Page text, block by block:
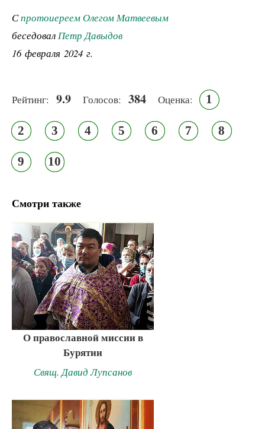
Спротоиереем Олегом Матвеевым
беседовалПетр Давыдов
16 февраля 2024 г.
Рейтинг: 9.9 Голосов: 384 Оценка: 1
2 3 4 5 6 7 8
9 10
Смотри также
О православной миссии в
Бурятии
Свящ. Давид Лупсанов